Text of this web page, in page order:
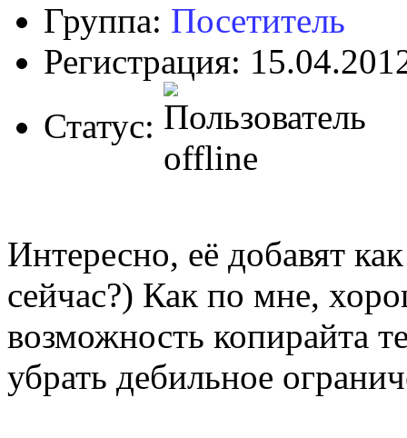
Группа: Посетитель
Регистрация:
Статус:
Интересно, её добавят
сейчас?) Как по мне,
возможность копирайта
убрать дебильное